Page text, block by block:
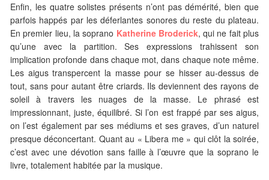
Enfin, les quatre solistes présents n’ont pas démérité, bien que
parfois happés par les déferlantes sonores du reste du plateau.
En premier lieu, la soprano Katherine Broderick, qui ne fait plus
qu’une avec la partition. Ses expressions trahissent son
implication profonde dans chaque mot, dans chaque note même.
Les aigus transpercent la masse pour se hisser au-dessus de
tout, sans pour autant être criards. Ils deviennent des rayons de
soleil à travers les nuages de la masse. Le phrasé est
impressionnant, juste, équilibré. Si l’on est frappé par ses aigus,
on l’est également par ses médiums et ses graves, d’un naturel
presque déconcertant. Quant au « Libera me » qui clôt la soirée,
c’est avec une dévotion sans faille à l’œuvre que la soprano le
livre, totalement habitée par la musique.